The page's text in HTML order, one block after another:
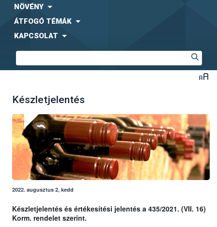
NÖVÉNY
ÁTFOGÓ TÉMÁK
KAPCSOLAT
Készletjelentés
2022. augusztus 2, kedd
Készletjelentés és értékesítési jelentés a 435/2021. (VII. 16)
Korm. rendelet szerint.